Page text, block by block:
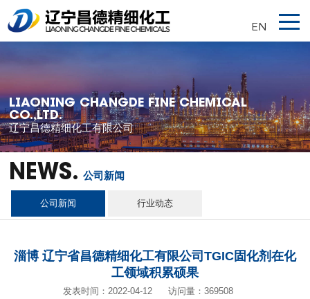
EN
LIAONING CHANGDE FINE CHEMICAL
CO.,LTD.
辽宁昌德精细化工有限公司
NEWS. 公司新闻
公司新闻 行业动态
淄博 辽宁省昌德精细化工有限公司TGIC固化剂在化
工领域积累硕果
发表时间：2022-04-12 访问量：369508